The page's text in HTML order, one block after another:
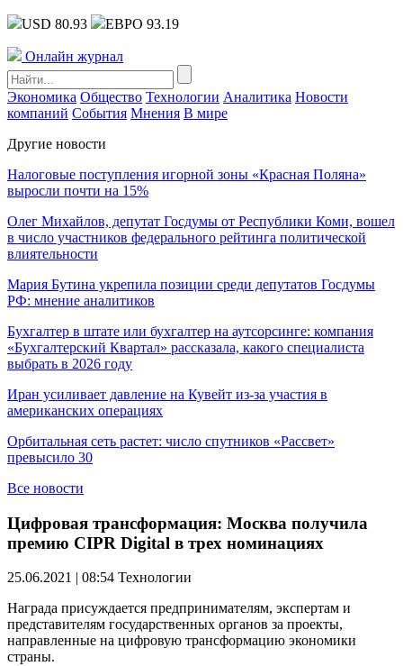
USD 80.93 ЕВРО 93.19
Онлайн журнал
Экономика Общество Технологии Аналитика Новости
компаний События Мнения В мире
Другие новости
Налоговые поступления игорной зоны «Красная Поляна»
выросли почти на 15%
Олег Михайлов, депутат Госдумы от Республики Коми, вошел
в число участников федерального рейтинга политической
влиятельности
Мария Бутина укрепила позиции среди депутатов Госдумы
РФ: мнение аналитиков
Бухгалтер в штате или бухгалтер на аутсорсинге: компания
«Бухгалтерский Квартал» рассказала, какого специалиста
выбрать в 2026 году
Иран усиливает давление на Кувейт из-за участия в
американских операциях
Орбитальная сеть растет: число спутников «Рассвет»
превысило 30
Все новости
Цифровая трансформация: Москва получила
премию CIPR Digital в трех номинациях
25.06.2021 | 08:54 Технологии
Награда присуждается предпринимателям, экспертам и
представителям государственных органов за проекты,
направленные на цифровую трансформацию экономики
страны.